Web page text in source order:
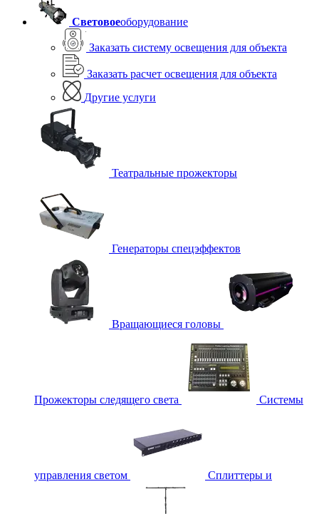
Световоеоборудование
Заказать систему освещения для объекта
Заказать расчет освещения для объекта
Другие услуги
Театральные прожекторы
Генераторы спецэффектов
Вращающиеся головы
Прожекторы следящего света Системы
управления светом Сплиттеры и